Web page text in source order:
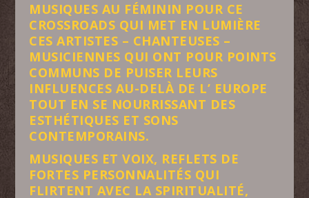
MUSIQUES AU FÉMININ POUR CE
CROSSROADS QUI MET EN LUMIÈRE
CES ARTISTES – CHANTEUSES –
MUSICIENNES QUI ONT POUR POINTS
COMMUNS DE PUISER LEURS
INFLUENCES AU-DELÀ DE L’ EUROPE
TOUT EN SE NOURRISSANT DES
ESTHÉTIQUES ET SONS
CONTEMPORAINS.
MUSIQUES ET VOIX, REFLETS DE
FORTES PERSONNALITÉS QUI
FLIRTENT AVEC LA SPIRITUALITÉ,